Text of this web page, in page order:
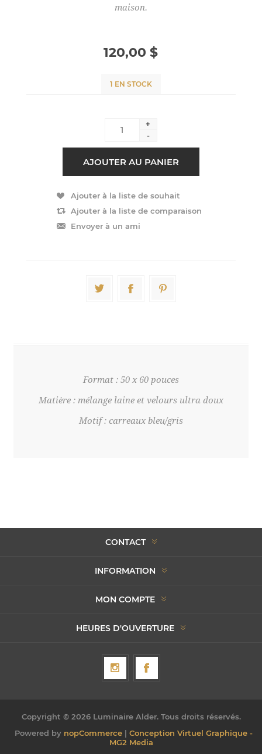
maison.
120,00 $
1 EN STOCK
+
-
Format : 50 x 60 pouces
Matière : mélange laine et velours ultra doux
Motif : carreaux bleu/gris
CONTACT
INFORMATION
MON COMPTE
HEURES D'OUVERTURE
Copyright © 2026 Luminaire Alder. Tous droits réservés.
Powered by nopCommerce| Conception Virtuel Graphique -
MG2 Media